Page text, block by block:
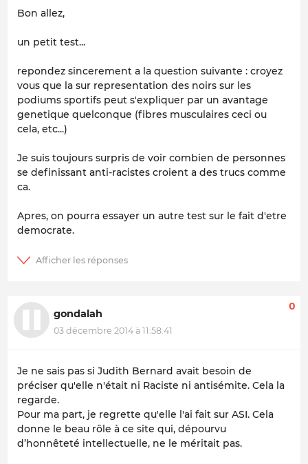
Bon allez,
un petit test...
repondez sincerement a la question suivante : croyez
vous que la sur representation des noirs sur les
podiums sportifs peut s'expliquer par un avantage
genetique quelconque (fibres musculaires ceci ou
cela, etc...)
Je suis toujours surpris de voir combien de personnes
se definissant anti-racistes croient a des trucs comme
ca.
Apres, on pourra essayer un autre test sur le fait d'etre
democrate.
gondalah
03 décembre 2014 à 11:58:41
0
Je ne sais pas si Judith Bernard avait besoin de
préciser qu'elle n'était ni Raciste ni antisémite. Cela la
regarde.
Pour ma part, je regrette qu'elle l'ai fait sur ASI. Cela
donne le beau rôle à ce site qui, dépourvu
d’honnêteté intellectuelle, ne le méritait pas.